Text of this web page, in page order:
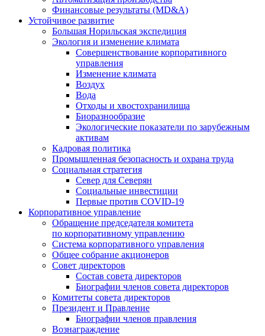
Финансовые результаты (MD&A)
Устойчивое развитие
Большая Норильская экспедиция
Экология и изменение климата
Совершенствование корпоративного
управления
Изменение климата
Воздух
Вода
Отходы и хвостохранилища
Биоразнообразие
Экологические показатели по зарубежным
активам
Кадровая политика
Промышленная безопасность и охрана труда
Социальная стратегия
Север для Северян
Социальные инвестиции
Первые против COVID‑19
Корпоративное управление
Обращение председателя комитета
по корпоративному управлению
Система корпоративного управления
Общее собрание акционеров
Совет директоров
Состав совета директоров
Биографии членов совета директоров
Комитеты совета директоров
Президент и Правление
Биографии членов правления
Вознаграждение